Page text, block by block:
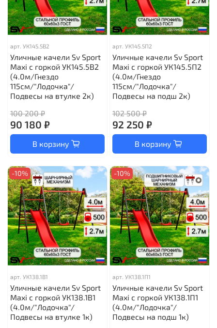
арт. УК145.5В2
Уличные качели Sv Sport
Maxi с горкой УК145.5В2
(4.0м/Гнездо
115см/"Лодочка"/
Подвесы на втулке 2к)
100 200 ₽
90 180 ₽
В корзину
арт. УК145.5П2
Уличные качели Sv Sport
Maxi с горкой УК145.5П2
(4.0м/Гнездо
115см/"Лодочка"/
Подвесы на подш 2к)
102 500 ₽
92 250 ₽
В корзину
-10%
арт. УК138.1В1
Уличные качели Sv Sport
Maxi с горкой УК138.1В1
(4.0м/"Лодочка"/
Подвесы на втулке 1к)
-10%
арт. УК138.1П1
Уличные качели Sv Sport
Maxi с горкой УК138.1П1
(4.0м/"Лодочка"/
Подвесы на подш 1к)